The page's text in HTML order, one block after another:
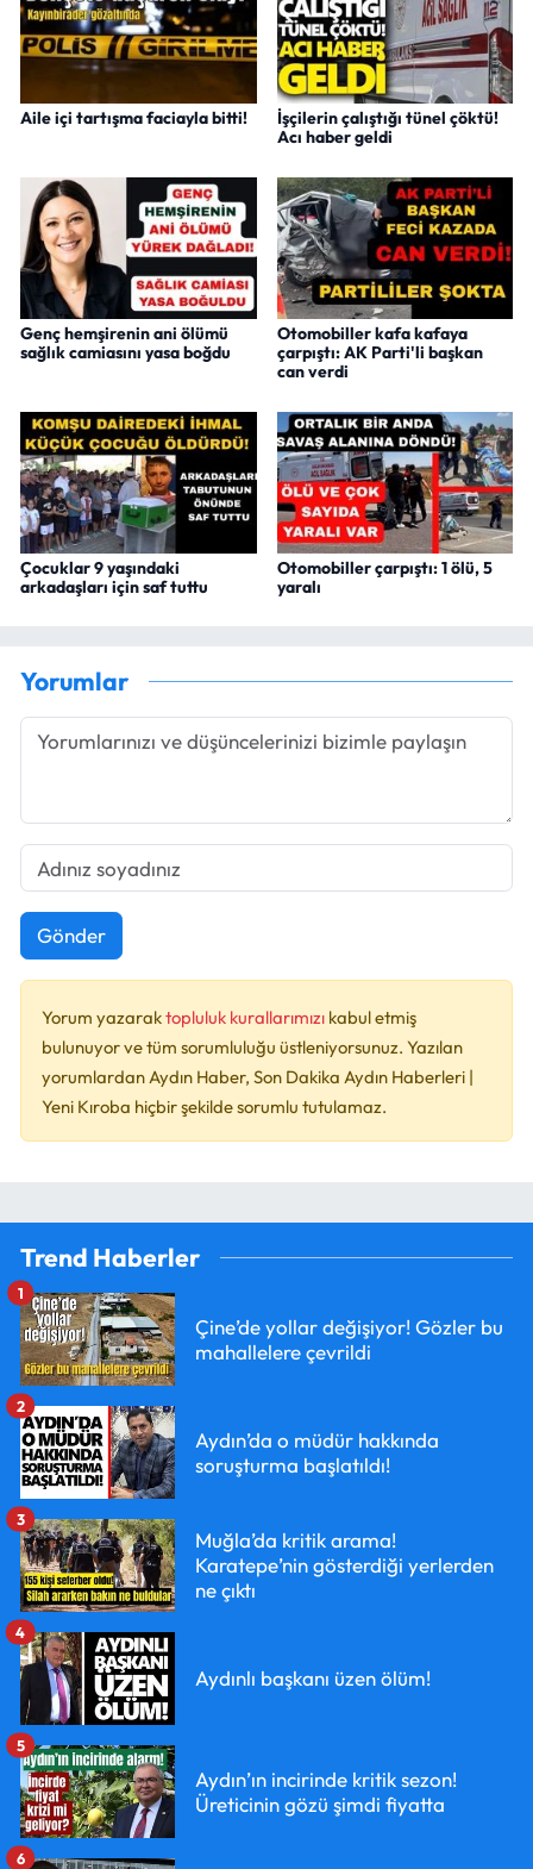
Aile içi tartışma faciayla bitti!
İşçilerin çalıştığı tünel çöktü!
Acı haber geldi
Genç hemşirenin ani ölümü
sağlık camiasını yasa boğdu
Otomobiller kafa kafaya
çarpıştı: AK Parti'li başkan
can verdi
Çocuklar 9 yaşındaki
arkadaşları için saf tuttu
Otomobiller çarpıştı: 1 ölü, 5
yaralı
Yorumlar
Gönder
Yorum yazaraktopluluk kurallarımızı kabul etmiş
bulunuyor ve tüm sorumluluğu üstleniyorsunuz. Yazılan
yorumlardan Aydın Haber, Son Dakika Aydın Haberleri |
Yeni Kıroba hiçbir şekilde sorumlu tutulamaz.
Trend Haberler
Çine’de yollar değişiyor! Gözler bu
mahallelere çevrildi
1
Aydın’da o müdür hakkında
soruşturma başlatıldı!
2
Muğla’da kritik arama!
Karatepe’nin gösterdiği yerlerden
ne çıktı
3
Aydınlı başkanı üzen ölüm!
4
Aydın’ın incirinde kritik sezon!
Üreticinin gözü şimdi fiyatta
5
6